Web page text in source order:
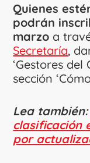
Quienes
podrán
marzo a
Secretaría,
‘Gestores del
sección
Lea también:
clasificación
por